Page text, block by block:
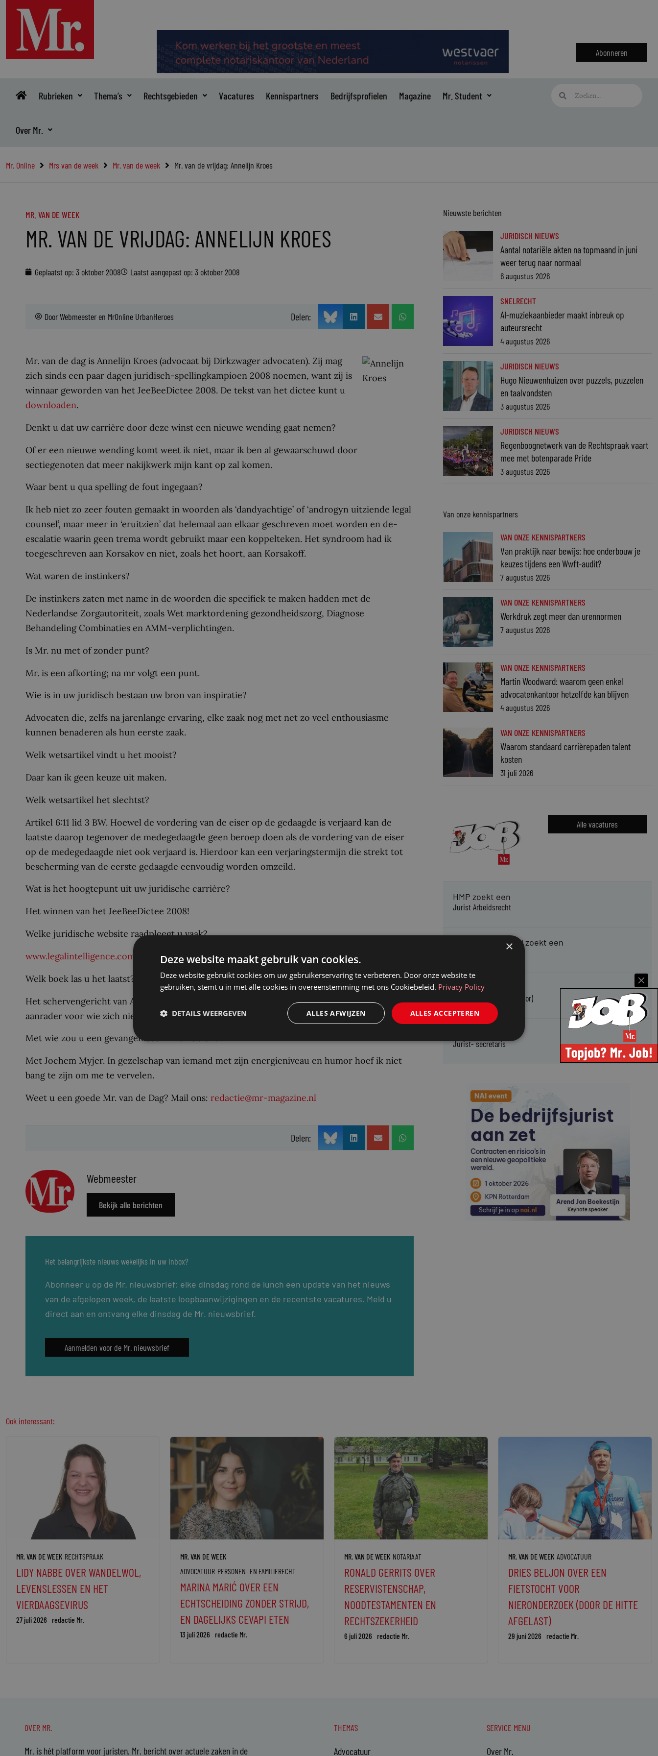
inhoud
Abonneren
Rubrieken Thema’s Rechtsgebieden Vacatures Kennispartners Bedrijfsprofielen Magazine Mr. Student
Over Mr.
Zoeken
Mr. Online Mrs van de week Mr. van de week Mr. van de vrijdag: Annelijn Kroes
MR. VAN DE WEEK
MR. VAN DE VRIJDAG: ANNELIJN KROES
Geplaatst op: 3 oktober 2008 Laatst aangepast op: 3 oktober 2008
DoorWebmeester en MrOnline UrbanHeroes Delen:
Mr. van de dag is Annelijn Kroes (advocaat bij Dirkzwager advocaten). Zij mag
zich sinds een paar dagen juridisch-spellingkampioen 2008 noemen, want zij is
winnaar geworden van het JeeBeeDictee 2008. De tekst van het dictee kunt u
downloaden.
Denkt u dat uw carrière door deze winst een nieuwe wending gaat nemen?
Of er een nieuwe wending komt weet ik niet, maar ik ben al gewaarschuwd door
sectiegenoten dat meer nakijkwerk mijn kant op zal komen.
Waar bent u qua spelling de fout ingegaan?
Ik heb niet zo zeer fouten gemaakt in woorden als ‘dandyachtige’ of ‘androgyn uitziende legal
counsel’, maar meer in ‘eruitzien’ dat helemaal aan elkaar geschreven moet worden en de-
escalatie waarin geen trema wordt gebruikt maar een koppelteken. Het syndroom had ik
toegeschreven aan Korsakov en niet, zoals het hoort, aan Korsakoff.
Wat waren de instinkers?
De instinkers zaten met name in de woorden die specifiek te maken hadden met de
Nederlandse Zorgautoriteit, zoals Wet marktordening gezondheidszorg, Diagnose
Behandeling Combinaties en AMM-verplichtingen.
Is Mr. nu met of zonder punt?
Mr. is een afkorting; na mr volgt een punt.
Wie is in uw juridisch bestaan uw bron van inspiratie?
Advocaten die, zelfs na jarenlange ervaring, elke zaak nog met net zo veel enthousiasme
kunnen benaderen als hun eerste zaak.
Welk wetsartikel vindt u het mooist?
Daar kan ik geen keuze uit maken.
Welk wetsartikel het slechtst?
Artikel 6:11 lid 3 BW. Hoewel de vordering van de eiser op de gedaagde is verjaard kan de
laatste daarop tegenover de medegedaagde geen beroep doen als de vordering van de eiser
op de medegedaagde niet ook verjaard is. Hierdoor kan een verjaringstermijn die strekt tot
bescherming van de eerste gedaagde eenvoudig worden omzeild.
Wat is het hoogtepunt uit uw juridische carrière?
Het winnen van het JeeBeeDictee 2008!
Welke juridische website raadpleegt u vaak?
www.legalintelligence.com
Welk boek las u het laatst?
Het schervengericht van A.F.Th. van der Heijden. Beklemmend spannend vanaf het begin. Een
aanrader voor wie zich niet laat afschrikken door meer dan 1000 pagina’s.
Met wie zou u een gevangeniscel willen delen?
Met Jochem Myjer. In gezelschap van iemand met zijn energieniveau en humor hoef ik niet
bang te zijn om me te vervelen.
Weet u een goede Mr. van de Dag? Mail ons: redactie@mr-magazine.nl
Delen:
Webmeester
Bekijk alle berichten
Het belangrijkste nieuws wekelijks in uw inbox?
Abonneer u op de Mr. nieuwsbrief: elke dinsdag rond de lunch een update van het nieuws
van de afgelopen week, de laatste loopbaanwijzigingen en de recentste vacatures. Meld u
direct aan en ontvang elke dinsdag de Mr. nieuwsbrief.
Aanmelden voor de Mr. nieuwsbrief
Nieuwste berichten
JURIDISCH NIEUWS
Aantal notariële akten na topmaand in juni
weer terug naar normaal
6 augustus 2026
SNELRECHT
AI-muziekaanbieder maakt inbreuk op
auteursrecht
4 augustus 2026
JURIDISCH NIEUWS
Hugo Nieuwenhuizen over puzzels, puzzelen
en taalvondsten
3 augustus 2026
JURIDISCH NIEUWS
Regenboognetwerk van de Rechtspraak vaart
mee met botenparade Pride
3 augustus 2026
Van onze kennispartners
VAN ONZE KENNISPARTNERS
Van praktijk naar bewijs: hoe onderbouw je
keuzes tijdens een Wwft-audit?
7 augustus 2026
VAN ONZE KENNISPARTNERS
Werkdruk zegt meer dan urennormen
7 augustus 2026
VAN ONZE KENNISPARTNERS
Martin Woodward: waarom geen enkel
advocatenkantoor hetzelfde kan blijven
4 augustus 2026
VAN ONZE KENNISPARTNERS
Waarom standaard carrièrepaden talent
kosten
31 juli 2026
Alle vacatures
HMP zoekt een
Jurist Arbeidsrecht
Gemeente Meppel zoekt een
Juridisch Adviseur
CAOP zoekt een
Juridisch adviseur (junior)
Jurist- secretaris
Ook interessant:
MR. VAN DE WEEK RECHTSPRAAK
LIDY NABBE OVER WANDELWOL,
LEVENSLESSEN EN HET
VIERDAAGSEVIRUS
27 juli 2026 redactie Mr.
MR. VAN DE WEEK
ADVOCATUUR PERSONEN- EN FAMILIERECHT
MARINA MARIĆ OVER EEN
ECHTSCHEIDING ZONDER STRIJD,
EN DAGELIJKS CEVAPI ETEN
13 juli 2026 redactie Mr.
MR. VAN DE WEEK NOTARIAAT
RONALD GERRITS OVER
RESERVISTENSCHAP,
NOODTESTAMENTEN EN
RECHTSZEKERHEID
6 juli 2026 redactie Mr.
MR. VAN DE WEEK ADVOCATUUR
DRIES BELJON OVER EEN
FIETSTOCHT VOOR
NIERONDERZOEK (DOOR DE HITTE
AFGELAST)
29 juni 2026 redactie Mr.
OVER MR.
Mr. is hét platform voor juristen. Mr. bericht over actuele zaken in de
THEMA'S
Advocatuur
SERVICE MENU
Over Mr.
×
Deze website maakt gebruik van cookies.
Deze website gebruikt cookies om uw gebruikerservaring te verbeteren. Door onze website te
gebruiken, stemt u in met alle cookies in overeenstemming met ons Cookiebeleid. Privacy Policy
ALLES ACCEPTEREN
ALLES AFWIJZEN
DETAILS WEERGEVEN